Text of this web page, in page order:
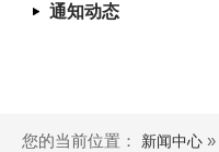
通知动态
您的当前位置： 新闻中心 »